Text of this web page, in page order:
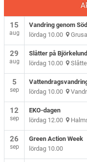
15
aug
Vandring genom
lördag 10.00
29
aug
Slåtter på Björkelund
lördag 10.00
5
sep
lördag 10.00
12
sep
EKO-dagen
lördag 12.00
26
sep
Green Action Week
lördag 10.00